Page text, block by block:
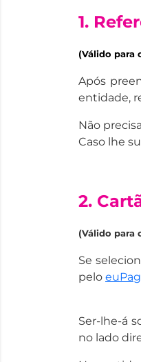
1.
(Válido para
Após
entidade,
Não
Caso lhe
2.
(Válido para
Se
pelo
Ser-lhe-á
no lado